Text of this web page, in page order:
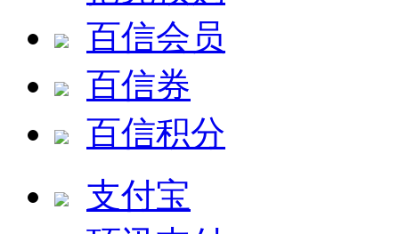
百信会员
百信券
百信积分
支付宝